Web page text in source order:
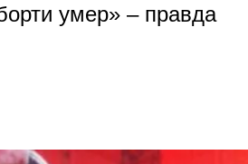
умер» – правда